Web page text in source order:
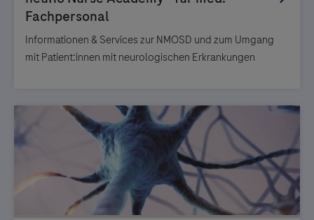
Informationen & Services zur NMOSD und zum Umgang
mit Patient:innen mit neurologischen Erkrankungen